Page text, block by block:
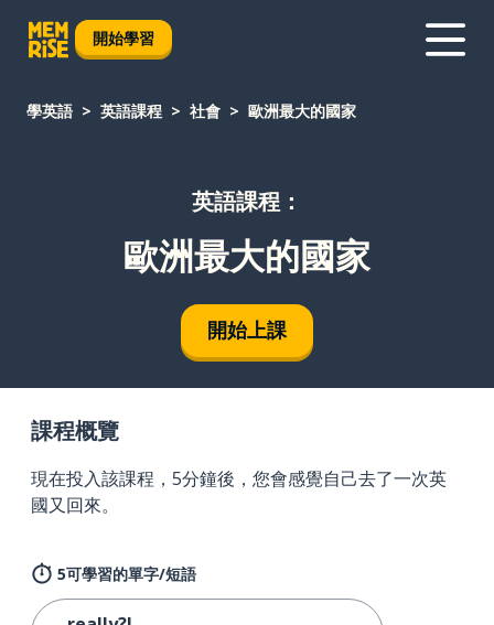
開始學習
學英語 英語課程 社會 歐洲最大的國家
英語課程：
歐洲最大的國家
開始上課
課程概覽
現在投入該課程，5分鐘後，您會感覺自己去了一次英
國又回來。
5可學習的單字/短語